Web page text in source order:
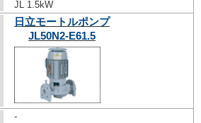
JL 1.5kW
日立モートルポンプ
JL50N2-E61.5
-